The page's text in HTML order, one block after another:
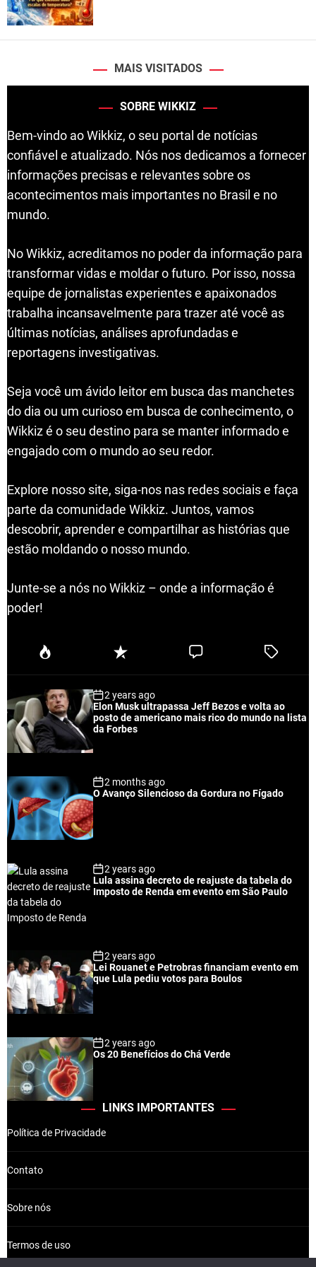
MAIS VISITADOS
SOBRE WIKKIZ
Bem-vindo ao Wikkiz, o seu portal de notícias
confiável e atualizado. Nós nos dedicamos a fornecer
informações precisas e relevantes sobre os
acontecimentos mais importantes no Brasil e no
mundo.
No Wikkiz, acreditamos no poder da informação para
transformar vidas e moldar o futuro. Por isso, nossa
equipe de jornalistas experientes e apaixonados
trabalha incansavelmente para trazer até você as
últimas notícias, análises aprofundadas e
reportagens investigativas.
Seja você um ávido leitor em busca das manchetes
do dia ou um curioso em busca de conhecimento, o
Wikkiz é o seu destino para se manter informado e
engajado com o mundo ao seu redor.
Explore nosso site, siga-nos nas redes sociais e faça
parte da comunidade Wikkiz. Juntos, vamos
descobrir, aprender e compartilhar as histórias que
estão moldando o nosso mundo.
Junte-se a nós no Wikkiz – onde a informação é
poder!
P
u
a
r
R
e
n
t
C
e
T
e
2 years ago
Elon Musk ultrapassa Jeff Bezos e volta ao
posto de americano mais rico do mundo na lista
da Forbes
2 months ago
O Avanço Silencioso da Gordura no Fígado
2 years ago
Lula assina decreto de reajuste da tabela do
Imposto de Renda em evento em São Paulo
2 years ago
Lei Rouanet e Petrobras financiam evento em
que Lula pediu votos para Boulos
2 years ago
Os 20 Benefícios do Chá Verde
LINKS IMPORTANTES
Política de Privacidade
Contato
Sobre nós
Termos de uso